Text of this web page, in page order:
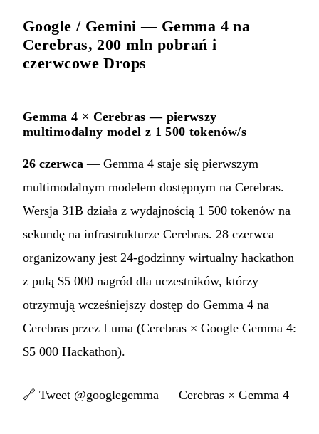
Google / Gemini — Gemma 4 na
Cerebras, 200 mln pobrań i
czerwcowe Drops
Gemma 4 × Cerebras — pierwszy
multimodalny model z 1 500 tokenów/s
26 czerwca — Gemma 4 staje się pierwszym
multimodalnym modelem dostępnym na Cerebras.
Wersja 31B działa z wydajnością 1 500 tokenów na
sekundę na infrastrukturze Cerebras. 28 czerwca
organizowany jest 24-godzinny wirtualny hackathon
z pulą $5 000 nagród dla uczestników, którzy
otrzymują wcześniejszy dostęp do Gemma 4 na
Cerebras przez Luma (Cerebras × Google Gemma 4:
$5 000 Hackathon).
🔗 Tweet @googlegemma — Cerebras × Gemma 4